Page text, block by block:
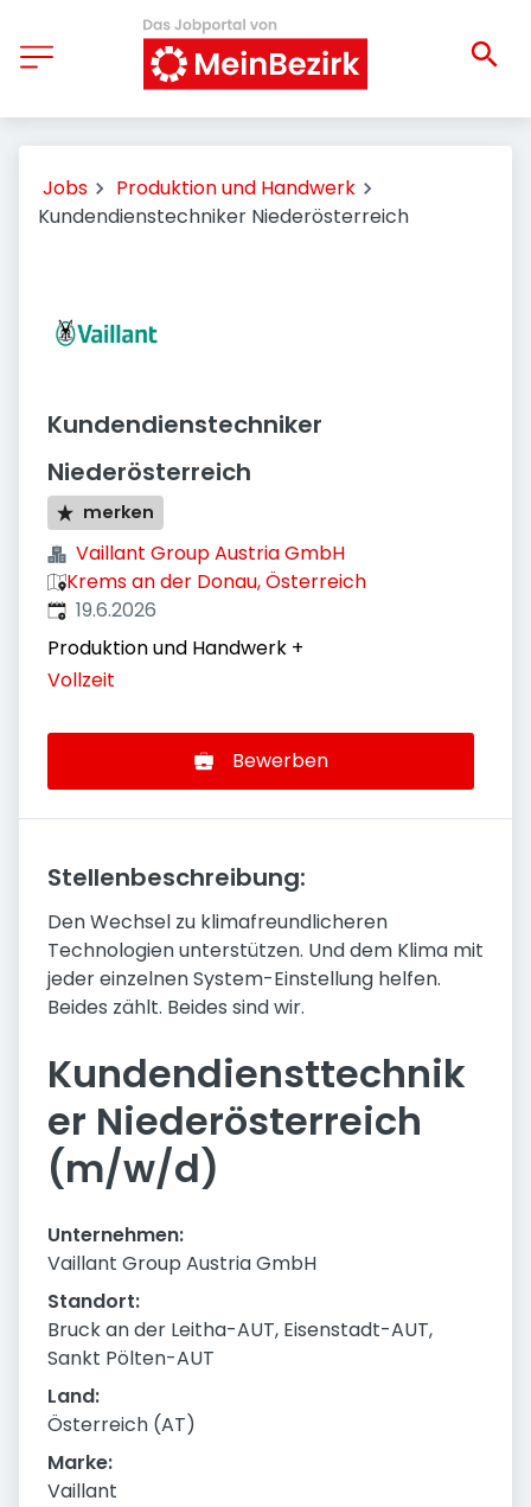
Jobs
Produktion und Handwerk
Kundendienstechniker Niederösterreich
Kundendienstechniker
Niederösterreich
merken
Vaillant Group Austria GmbH
Krems an der Donau, Österreich
Veröffentlicht
19.6.2026
Produktion und Handwerk +
Vollzeit
Bewerben
Stellenbeschreibung:
Den Wechsel zu klimafreundlicheren
Technologien unterstützen. Und dem Klima mit
jeder einzelnen System-Einstellung helfen.
Beides zählt. Beides sind wir.
Kundendiensttechnik
er Niederösterreich
(m/w/d)
Unternehmen:
Vaillant Group Austria GmbH
Standort:
Bruck an der Leitha-AUT, Eisenstadt-AUT,
Sankt Pölten-AUT
Land:
Österreich (AT)
Marke:
Vaillant